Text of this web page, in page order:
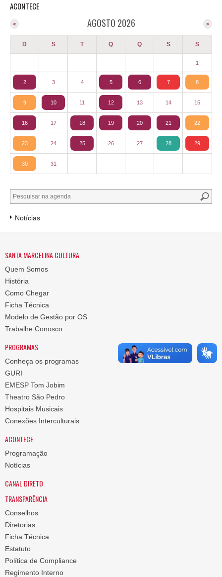
ACONTECE
AGOSTO 2026 >
<
D S T Q Q S S
1
2 3 4 5 6 7 8
9 10 11 12 13 14 15
16 17 18 19 20 21 22
23 24 25 26 27 28 29
30 31
Notícias
SANTA MARCELINA CULTURA
Quem Somos
História
Como Chegar
Ficha Técnica
Modelo de Gestão por OS
Trabalhe Conosco
PROGRAMAS
Conheça os programas
GURI
EMESP Tom Jobim
Theatro São Pedro
Hospitais Musicais
Conexões Interculturais
ACONTECE
Programação
Notícias
CANAL DIRETO
TRANSPARÊNCIA
Conselhos
Diretorias
Ficha Técnica
Estatuto
Política de Compliance
Regimento Interno